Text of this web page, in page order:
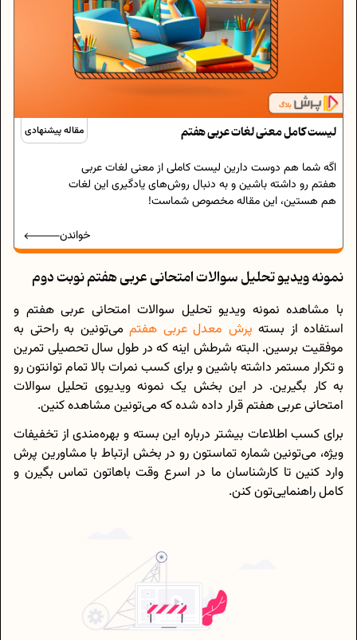
مقاله پیشنهادی لیست کامل معنی لغات عربی هفتم
اگه شما هم دوست دارین لیست کاملی از معنی لغات عربی
هفتم رو داشته باشین و به دنبال روش‌های یادگیری این لغات
هم هستین، این مقاله مخصوص شماست!
خواندن
نمونه ویدیو تحلیل سوالات امتحانی عربی هفتم نوبت دوم
با مشاهده نمونه ویدیو تحلیل سوالات امتحانی عربی هفتم و
استفاده از بسته پرش معدل عربی هفتم می‌تونین به راحتی به
موفقیت برسین. البته شرطش اینه که در طول سال تحصیلی تمرین
و تکرار مستمر داشته باشین و برای کسب نمرات بالا تمام توانتون رو
به کار بگیرین. در این بخش یک نمونه ویدیوی تحلیل سوالات
امتحانی عربی هفتم قرار داده شده که می‌تونین مشاهده کنین.
برای کسب اطلاعات بیشتر درباره این بسته و بهره‌مندی از تخفیفات
ویژه، می‌تونین شماره تماستون رو در بخش ارتباط با مشاورین پرش
وارد کنین تا کارشناسان ما در اسرع وقت باهاتون تماس بگیرن و
کامل راهنمایی‌تون کنن.